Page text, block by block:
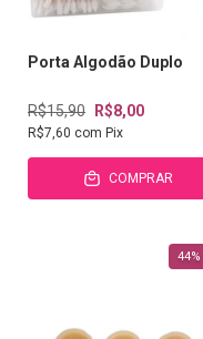
Porta Algodão Duplo
R$15,90 R$8,00
R$7,60 com Pix
COMPRAR
44%